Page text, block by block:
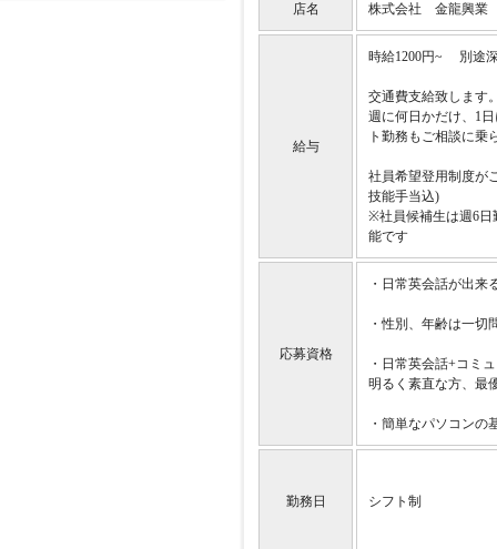
店名 株式会社 金龍興業
給与
時給1200円~ 別途
交通費支給致します
週に何日かだけ、1
ト勤務もご相談に乗
社員希望登用制度が
技能手当込)
※社員候補生は週6日
能です
応募資格
・日常英会話が出来
・性別、年齢は一切
・日常英会話+コミ
明るく素直な方、最
・簡単なパソコンの
勤務日 シフト制